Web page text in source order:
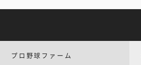
プロ野球ファーム